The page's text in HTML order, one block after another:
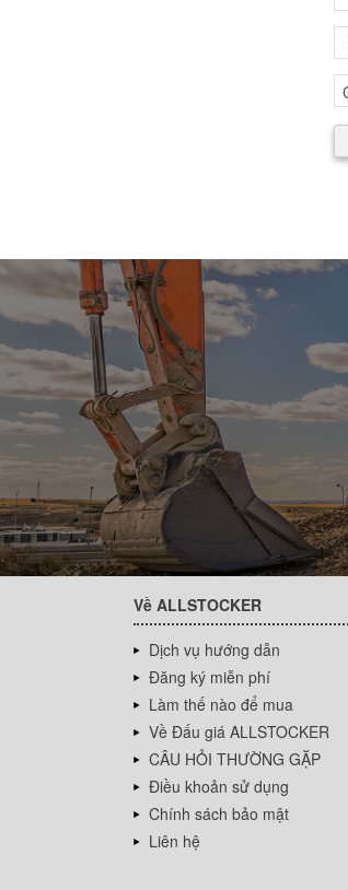
Về ALLSTOCKER
Dịch vụ hướng dẫn
Đăng ký miễn phí
Làm thế nào để mua
Về Đấu giá ALLSTOCKER
CÂU HỎI THƯỜNG GẶP
Điều khoản sử dụng
Chính sách bảo mật
Liên hệ